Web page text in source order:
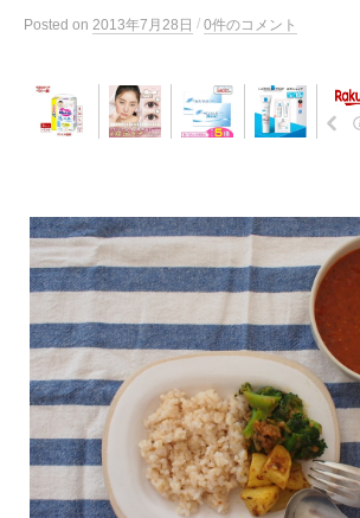
Posted on 2013年7月28日 / 0件のコメント